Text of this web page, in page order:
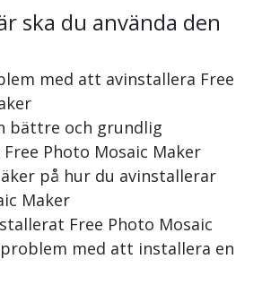
ska du använda den
med att avinstallera Free
bättre och grundlig
Photo Mosaic Maker
på hur du avinstallerar
Maker
Free Photo Mosaic
med att installera en